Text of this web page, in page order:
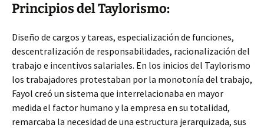
Principios del Taylorismo:
Diseño de cargos y tareas, especialización de funciones,
descentralización de responsabilidades, racionalización del
trabajo e incentivos salariales. En los inicios del Taylorismo
los trabajadores protestaban por la monotonía del trabajo,
Fayol creó un sistema que interrelacionaba en mayor
medida el factor humano y la empresa en su totalidad,
remarcaba la necesidad de una estructura jerarquizada, sus